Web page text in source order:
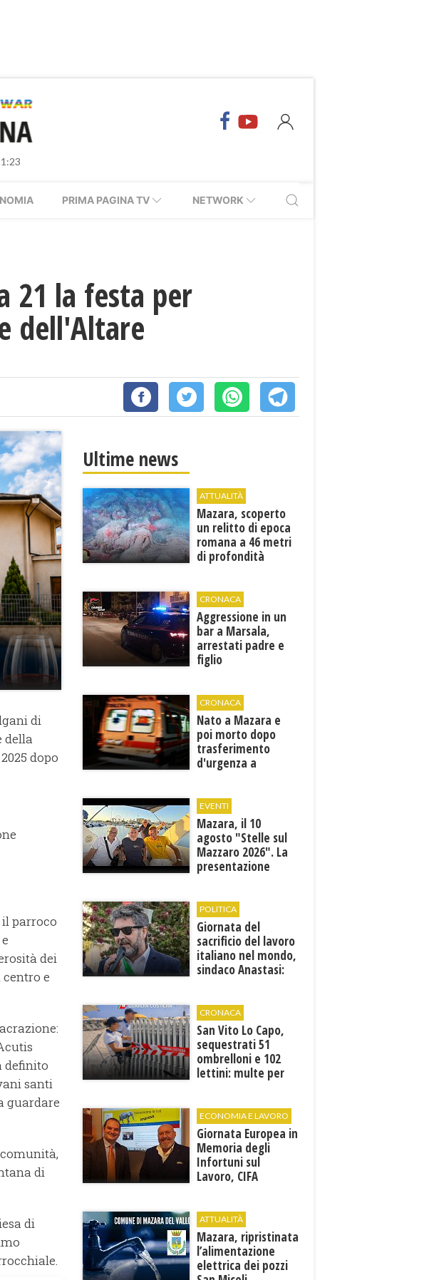
PRIMA PAGINA TV NETWORK
21 la festa per
dell'Altare
di
della
dopo
parroco
dei
e
definito
santi
guardare
di
di
Ultime news
ATTUALITÀ
Mazara, scoperto
un relitto di epoca
romana a 46 metri
di profondità
CRONACA
Aggressione in un
bar a Marsala,
arrestati padre e
figlio
CRONACA
Nato a Mazara e
poi morto dopo
trasferimento
d'urgenza a
EVENTI
Mazara, il 10
agosto "Stelle sul
Mazzaro 2026". La
presentazione
POLITICA
Giornata del
sacrificio del lavoro
italiano nel mondo,
sindaco Anastasi:
presente”
CRONACA
San Vito Lo Capo,
sequestrati 51
ombrelloni e 102
lettini: multe per
ECONOMIA E LAVORO
Giornata Europea in
Memoria degli
Infortuni sul
Lavoro, CIFA
tradursi in
prevenzione”
ATTUALITÀ
Mazara, ripristinata
l’alimentazione
elettrica dei pozzi